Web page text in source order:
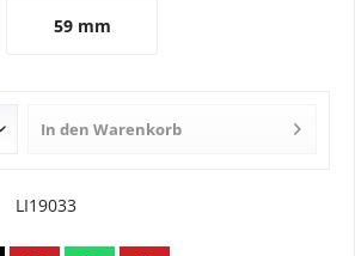
59 mm
In den Warenkorb
LI19033